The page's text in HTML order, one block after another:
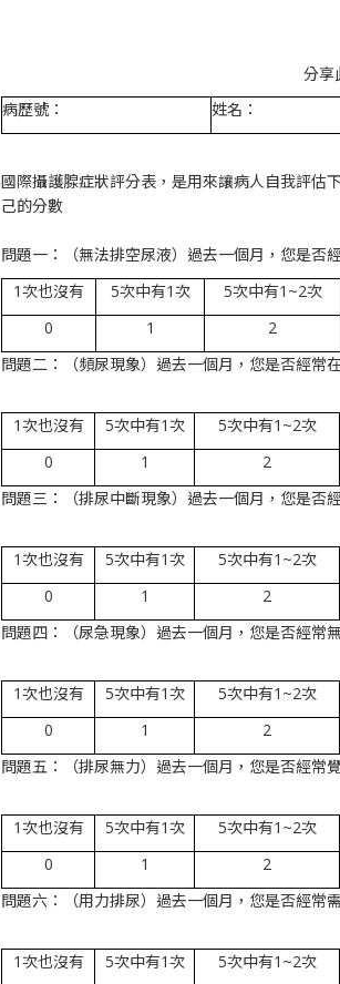
分享
病歷號：
姓名：
國際攝護腺症狀評分表，是用來讓病人自我評估
己的分數
問題一：（無法排空尿液）過去一個月，您是否
1次也沒有
5次中有1次 5次中有1~2次
0
1 2
問題二：（頻尿現象）過去一個月，您是否經常
1次也沒有 5次中有1次 5次中有1~2次
0
1 2
問題三：（排尿中斷現象）過去一個月，您是否
1次也沒有 5次中有1次 5次中有1~2次
0
1 2
問題四：（尿急現象）過去一個月，您是否經常
1次也沒有 5次中有1次 5次中有1~2次
0
1 2
問題五：（排尿無力）過去一個月，您是否經常
1次也沒有 5次中有1次 5次中有1~2次
0
1 2
問題六：（用力排尿）過去一個月，您是否經常
1次也沒有 5次中有1次 5次中有1~2次